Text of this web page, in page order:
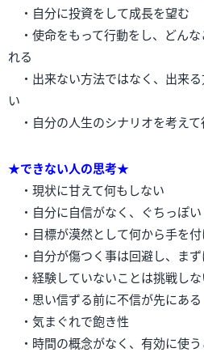
・自分に投資をして成長を望む
・使命をもって行動をし、どん
れる
・出来ない方法ではなく、出来
い
・自分の人生のシナリオを考えて
★できない人の思考★
・現状に甘えて何もしない
・自分に自信がなく、ぐちっぽい
・目標が漠然として何から手を
・自分が傷つく事は回避し、ま
・経験していないことは挑戦しな
・思い信ずる前に不信が先にある
・気まぐれで飽き性
・時間の概念がなく、有効に使